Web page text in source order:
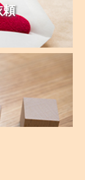
頼